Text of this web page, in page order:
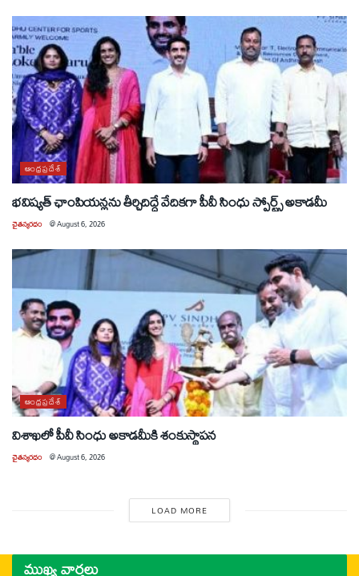
ఆంధ్రప్రదేశ్
భవిష్యత్ ఛాంపియన్లను తీర్చిదిద్దే వేదికగా పీవీ సింధు స్పోర్ట్స్ అకాడమీ
చైతన్యరధం @August 6, 2026
ఆంధ్రప్రదేశ్
విశాఖలో పీవీ సింధు అకాడమీకి శంకుస్థాపన
చైతన్యరధం @August 6, 2026
LOAD MORE
ముఖ్య వార్తలు